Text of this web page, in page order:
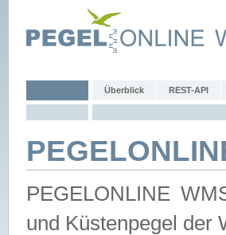
Überblick REST-API
PEGELONLINE
und Küstenpegel der